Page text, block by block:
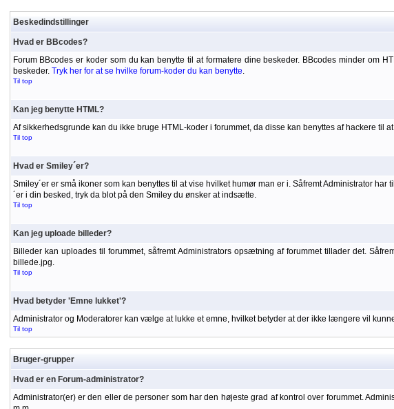
Beskedindstillinger
Hvad er BBcodes?
Forum BBcodes er koder som du kan benytte til at formatere dine beskeder. BBcodes minder om
beskeder. Tryk her for at se hvilke forum-koder du kan benytte.
Til top
Kan jeg benytte HTML?
Af sikkerhedsgrunde kan du ikke bruge HTML-koder i forummet, da disse kan benyttes af hackere til
Til top
Hvad er Smiley´er?
Smiley´er er små ikoner som kan benyttes til at vise hvilket humør man er i. Såfremt Administrator
´er i din besked, tryk da blot på den Smiley du ønsker at indsætte.
Til top
Kan jeg uploade billeder?
Billeder kan uploades til forummet, såfremt Administrators opsætning af forummet tillader det.
billede.jpg.
Til top
Hvad betyder 'Emne lukket'?
Administrator og Moderatorer kan vælge at lukke et emne, hvilket betyder at der ikke længere vil
Til top
Bruger-grupper
Hvad er en Forum-administrator?
Administrator(er) er den eller de personer som har den højeste grad af kontrol over forummet.